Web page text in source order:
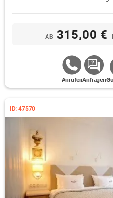
AB 315,00 €
AnrufenAnfragen
ID: 47570